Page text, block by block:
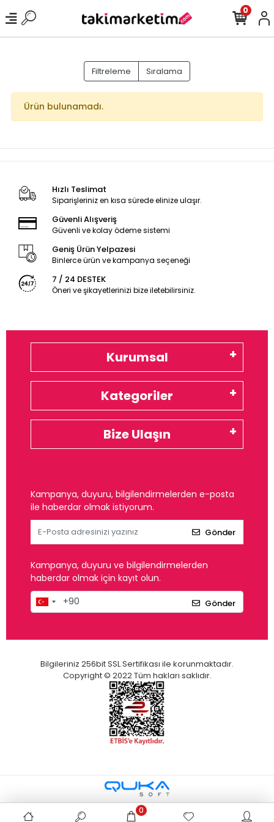
0
Filtreleme Sıralama
Ürün bulunamadı.
Hızlı Teslimat
Siparişleriniz en kısa sürede elinize ulaşır.
Güvenli Alışveriş
Güvenli ve kolay ödeme sistemi
Geniş Ürün Yelpazesi
Binlerce ürün ve kampanya seçeneği
7 / 24 DESTEK
Öneri ve şikayetlerinizi bize iletebilirsiniz.
Kurumsal
Kategoriler
Bize Ulaşın
Kampanya, duyuru, bilgilendirmelerden e-posta
ile haberdar olmak istiyorum.
Gönder
Kampanya, duyuru ve bilgilendirmelerden
haberdar olmak için kayıt olun.
Gönder
Bilgileriniz 256bit SSL Sertifikası ile korunmaktadır.
Copyright © 2022 Tüm hakları saklıdır.
0